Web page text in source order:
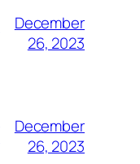
December
26, 2023
December
26, 2023